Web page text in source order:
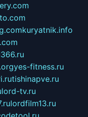
kuryatnik.info
yes-fitness.ru
tishinapve.ru
lord-tv.ru
lordfilm13.ru